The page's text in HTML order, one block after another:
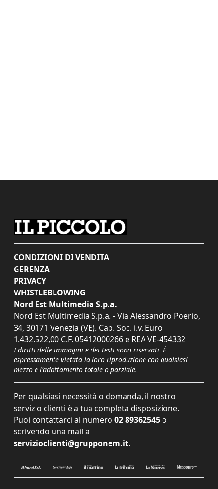
CONDIZIONI DI VENDITA
GERENZA
PRIVACY
WHISTLEBLOWING
Nord Est Multimedia S.p.a.
Nord Est Multimedia S.p.a. - Via Alessandro Poerio,
34, 30171 Venezia (VE). Cap. Soc. i.v. Euro
1.432.522,00 C.F. 05412000266 e REA VE-454332
I diritti delle immagini e dei testi sono riservati. È
espressamente vietata la loro riproduzione con qualsiasi
mezzo e l'adattamento totale o parziale.
Per qualsiasi necessità o domanda, il nostro
servizio clienti è a tua completa disposizione.
Puoi contattarci al numero 02 89362545 o
scrivendo una mail a
servizioclienti@grupponem.it.